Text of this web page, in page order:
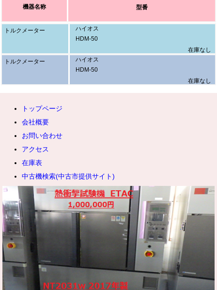
自動車・輸送機器分野では、ステアリングシャフト、ドライブシャフ
ト、トランスミッション部品など、高い回転負荷がかかる重要保安部品
のねじり強度試験に用いられます。また、ボルトやナットの締め付けト
ルク試験は、緩み防止や適正な締め付け力の管理に直結する重要な用途
電子・電気機器・精密機器分野では、スマートフォンやノートパソコン
のヒンジ部（開閉部）の耐久試験や、回転式ダイヤルスイッチの操作フ
医薬品・食品・容器分野では、キャップやフタの開閉トルク測定が代表
的です。ペットボトルや薬品容器において、内容物の漏れを防ぐ密閉性
ために使われます。医療用注射器のロック機構や、手術用器具の動作確
認などにも応用されています。
のねじり破壊試験に使用され、材料固有の限界強度や疲労特性の評価に
役立てられています。
機器名称
型番
トルクメーター
ハイオス
HDM-50
在庫なし
トルクメーター
ハイオス
HDM-50
在庫なし
トップページ
会社概要
お問い合わせ
アクセス
在庫表
中古機検索(中古市提供サイト)